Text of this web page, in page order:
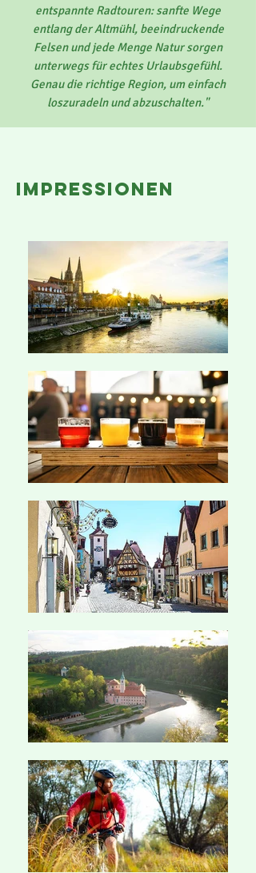
entspannte Radtouren: sanfte Wege
entlang der Altmühl, beeindruckende
Felsen und jede Menge Natur sorgen
unterwegs für echtes Urlaubsgefühl.
Genau die richtige Region, um einfach
loszuradeln und abzuschalten."
impressionen